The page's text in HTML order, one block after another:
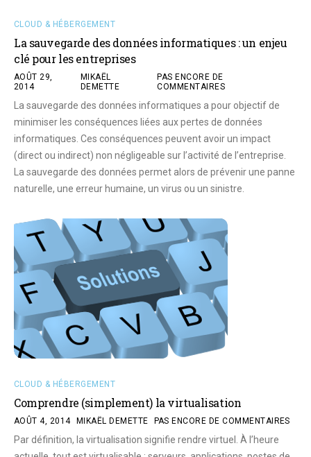
CLOUD & HÉBERGEMENT
La sauvegarde des données informatiques : un enjeu
clé pour les entreprises
AOÛT 29,
2014
MIKAËL
DEMETTE
PAS ENCORE DE
COMMENTAIRES
La sauvegarde des données informatiques a pour objectif de
minimiser les conséquences liées aux pertes de données
informatiques. Ces conséquences peuvent avoir un impact
(direct ou indirect) non négligeable sur l’activité de l’entreprise.
La sauvegarde des données permet alors de prévenir une panne
naturelle, une erreur humaine, un virus ou un sinistre.
CLOUD & HÉBERGEMENT
Comprendre (simplement) la virtualisation
AOÛT 4, 2014 MIKAËL DEMETTE PAS ENCORE DE COMMENTAIRES
Par définition, la virtualisation signifie rendre virtuel. À l’heure